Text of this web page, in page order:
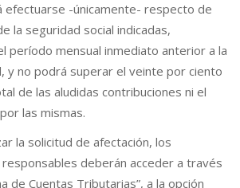
efectuarse -únicamente- respecto de
la seguridad social indicadas,
período mensual inmediato anterior a la
y no podrá superar el veinte por ciento
de las aludidas contribuciones ni el
las mismas.
la solicitud de afectación, los
deberán acceder a través
de Cuentas Tributarias”, a la opción